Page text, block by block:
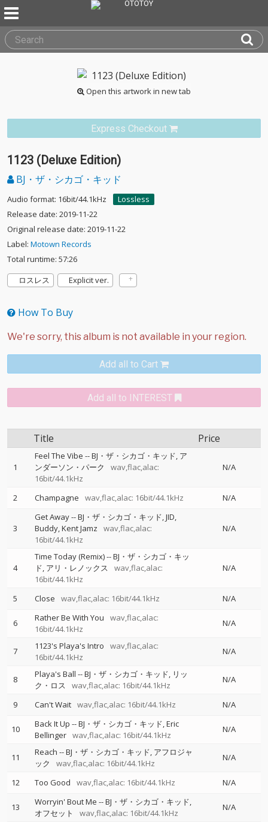
Open this artwork in new tab
Express Checkout
1123 (Deluxe Edition)
BJ・ザ・シカゴ・キッド
Audio format: 16bit/44.1kHz
Lossless
Release date: 2019-11-22
Original release date: 2019-11-22
Label: Motown Records
Total runtime: 57:26
ロスレス
Explicit ver.
How To Buy
Add all to Cart
Add all to INTEREST
Title Price
1
Feel The Vibe --BJ・ザ・シカゴ・キッド ア
ンダーソン・パーク
wav,flac,alac:
16bit/44.1kHz
N/A
2 Champagne wav,flac,alac: 16bit/44.1kHz N/A
3
Get Away--BJ・ザ・シカゴ・キッド JID
Buddy Kent Jamz
wav,flac,alac:
16bit/44.1kHz
N/A
4
Time Today (Remix)--BJ・ザ・シカゴ・キッ
ド アリ・レノックス
wav,flac,alac:
16bit/44.1kHz
N/A
5 Close wav,flac,alac: 16bit/44.1kHz N/A
6 Rather Be With You
wav,flac,alac:
16bit/44.1kHz
N/A
7 1123's Playa's Intro
wav,flac,alac:
16bit/44.1kHz
N/A
8 Playa's Ball --BJ・ザ・シカゴ・キッド リッ
ク・ロス
wav,flac,alac: 16bit/44.1kHz
N/A
9 Can't Wait wav,flac,alac: 16bit/44.1kHz N/A
10 Back It Up --BJ・ザ・シカゴ・キッド Eric
Bellinger wav,flac,alac: 16bit/44.1kHz
N/A
11 Reach --BJ・ザ・シカゴ・キッド アフロジャ
ック
wav,flac,alac: 16bit/44.1kHz
N/A
12 Too Good wav,flac,alac: 16bit/44.1kHz N/A
13 Worryin' Bout Me --BJ・ザ・シカゴ・キッド
オフセット
wav,flac,alac: 16bit/44.1kHz
N/A